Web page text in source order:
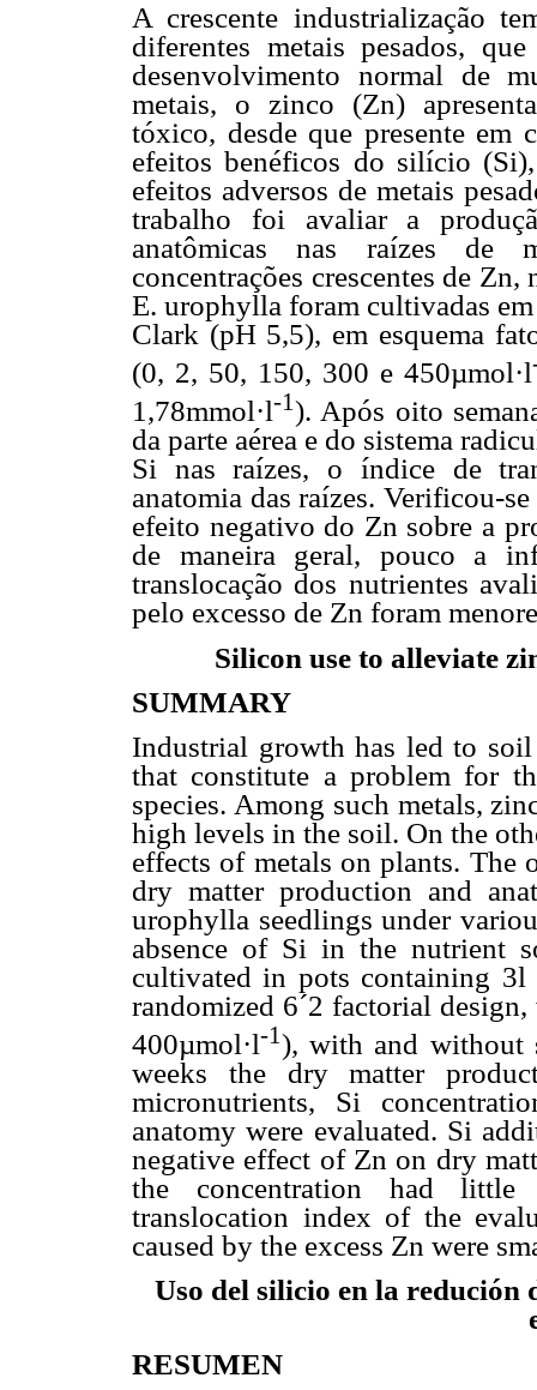
A crescente industrialização
diferentes metais pesados,
desenvolvimento normal de
metais, o zinco (Zn)
tóxico, desde que presente em
efeitos benéficos do silício
efeitos adversos de metais
trabalho foi avaliar a
anatômicas nas raízes de
concentrações crescentes de Zn,
E. urophylla foram cultivadas
Clark (pH 5,5), em esquema
(0, 2, 50, 150, 300 e 450µmol·l
1,78mmol·l-1). Após oito
da parte aérea e do sistema
Si nas raízes, o índice de
anatomia das raízes. Verificou-
efeito negativo do Zn sobre a
de maneira geral, pouco a
translocação dos nutrientes
pelo excesso de Zn foram
Silicon use to alleviate
SUMMARY
Industrial growth has led to
that constitute a problem for
species. Among such metals,
high levels in the soil. On the
effects of metals on plants. The
dry matter production and
urophylla seedlings under
absence of Si in the nutrient
cultivated in pots containing
randomized 6´2 factorial
400µmol·l-1), with and without
weeks the dry matter
micronutrients, Si
anatomy were evaluated. Si
negative effect of Zn on dry
the concentration had
translocation index of the
caused by the excess Zn were
Uso del silicio en la redución
RESUMEN